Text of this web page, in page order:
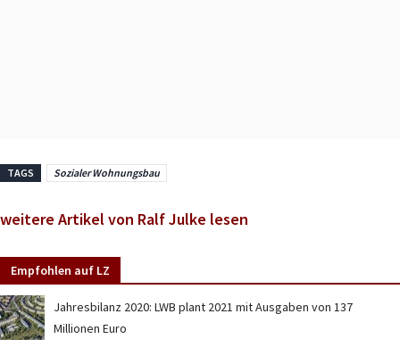
TAGS Sozialer Wohnungsbau
weitere Artikel von Ralf Julke lesen
Empfohlen auf LZ
Jahresbilanz 2020: LWB plant 2021 mit Ausgaben von 137
Millionen Euro